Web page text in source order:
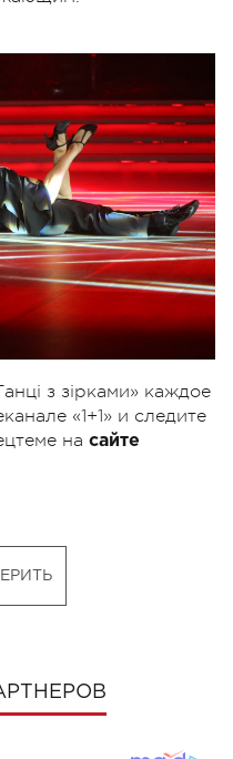
з зірками» каждое
«1+1» и следите
на сайте